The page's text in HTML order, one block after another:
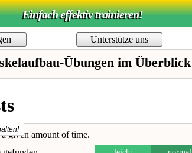
Einfach effektiv trainieren!
Unterstütze uns
Übungen im Überblick